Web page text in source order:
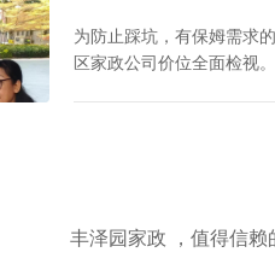
为防止踩坑，有保姆需求
区家政公司价位全面检视
丰泽园家政 ，值得信